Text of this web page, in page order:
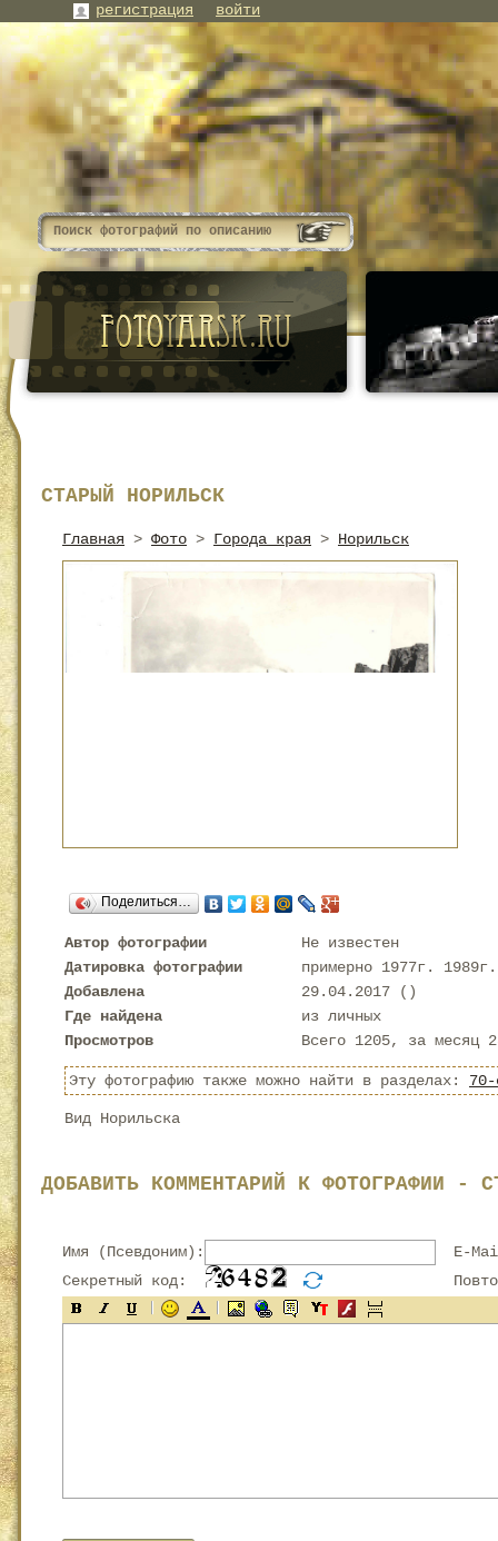
СТАРЫЙ НОРИЛЬСК
Главная > Фото > Города края > Норильск
Поделиться…
Автор фотографии
Не известен
Датировка фотографии
примерно 1977г. 1989г.
Добавлена
29.04.2017 ( )
Где найдена
из личных
Просмотров
Всего 1205, за месяц
Эту фотографию также можно найти в разделах:
Вид Норильска
ДОБАВИТЬ КОММЕНТАРИЙ К ФОТОГРАФИИ -
Имя (Псевдоним):
E-
Секретный код:
регистрация войти